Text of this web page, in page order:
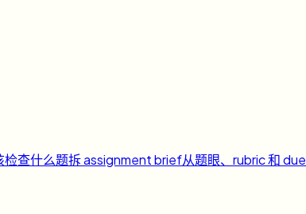
检查什么题拆 assignment brief从题眼、rubric 和